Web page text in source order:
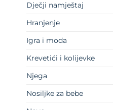
Dječji namještaj
Hranjenje
Igra i moda
Krevetići i kolijevke
Njega
Nosiljke za bebe